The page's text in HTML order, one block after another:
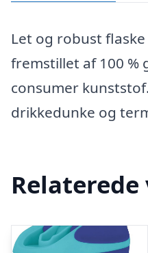
Let og robust
fremstillet af 100 %
consumer
drikkedunke og